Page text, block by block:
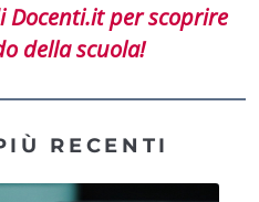
per scoprire
della scuola!
RECENTI